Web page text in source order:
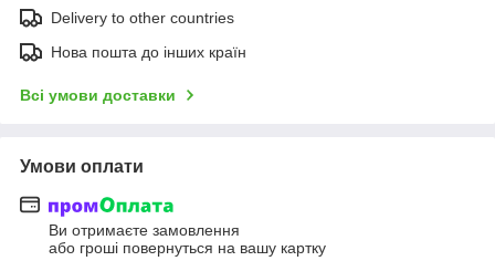
Delivery to other countries
Нова пошта до інших країн
Всі умови доставки
Умови оплати
Ви отримаєте замовлення
або гроші повернуться на вашу картку